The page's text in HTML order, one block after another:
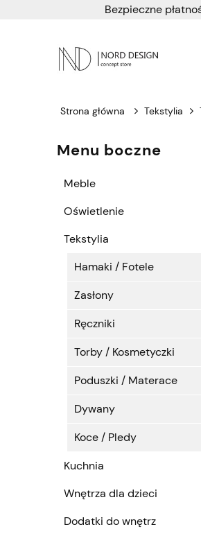
Bezpieczne
Strona główna Tekstylia
Menu boczne
Meble
Oświetlenie
Tekstylia
Hamaki / Fotele
Zasłony
Ręczniki
Torby / Kosmetyczki
Poduszki / Materace
Dywany
Koce / Pledy
Kuchnia
Wnętrza dla dzieci
Dodatki do wnętrz